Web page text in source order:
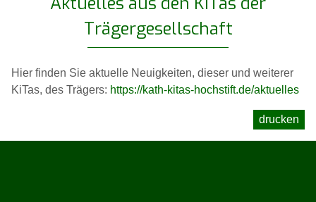
Trägergesellschaft
Hier finden Sie aktuelle Neuigkeiten, dieser und weiterer
KiTas, des Trägers: https://kath-kitas-hochstift.de/aktuelles
drucken